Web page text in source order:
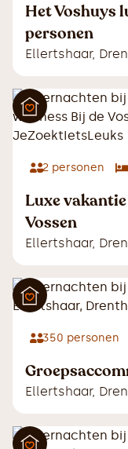
Het Voshuys
personen
Ellertshaar,
2 personen
Luxe
Vossen
Ellertshaar,
350 personen
Ellertshaar,